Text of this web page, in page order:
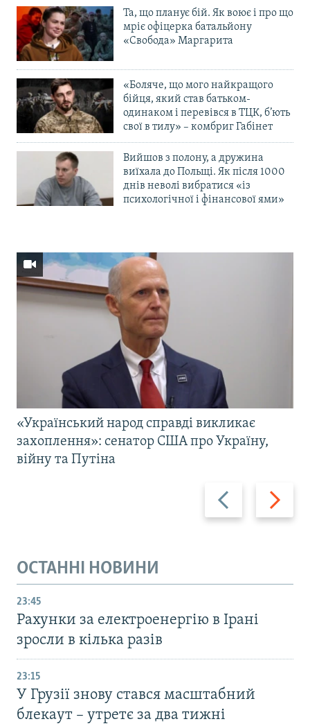
Та, що планує бій. Як воює і про що
мріє офіцерка батальйону
«Свобода» Маргарита
«Боляче, що мого найкращого
бійця, який став батьком-
одинаком і перевівся в ТЦК, б’ють
свої в тилу» – комбриг Габінет
Вийшов з полону, а дружина
виїхала до Польщі. Як після 1000
днів неволі вибратися «із
психологічної і фінансової ями»
Назад Вперед
«Український народ справді викликає
захоплення»: сенатор США про Україну,
війну та Путіна
ОСТАННІ НОВИНИ
23:45
Рахунки за електроенергію в Ірані
зросли в кілька разів
23:15
У Грузії знову стався масштабний
блекаут – утретє за два тижні